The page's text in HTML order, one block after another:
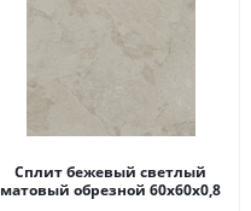
Сплит бежевый светлый
матовый обрезной 60x60x0,8